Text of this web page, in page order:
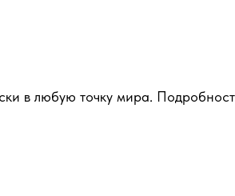
в любую точку мира.